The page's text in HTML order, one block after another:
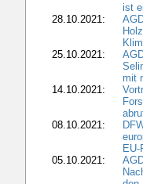
ist
28.10.2021:
25.10.2021:
mit
14.10.2021:
08.10.2021:
05.10.2021: